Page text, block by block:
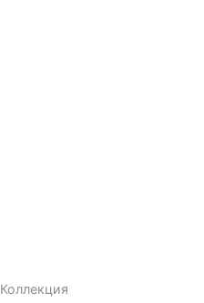
Коллекция